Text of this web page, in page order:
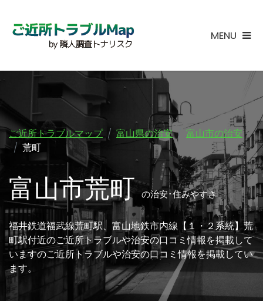
MENU
ご近所トラブルマップ 富山県の治安
富山市の治安
荒町
富山市荒町の治安･住みやすさ
福井鉄道福武線荒町駅、富山地鉄市内線【１・２系統】荒
町駅付近のご近所トラブルや治安の口コミ情報を掲載して
いますのご近所トラブルや治安の口コミ情報を掲載してい
ます。